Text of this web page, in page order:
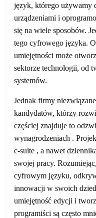
język, którego używamy
urządzeniami i
się na wiele sposobów.
tego cyfrowego języka.
umiejętności może
sektorze technologii, od
systemów.
Jednak firmy
kandydatów, którzy
częściej znajduje to
wynagrodzeniach .
c-suite , a nawet
swojej pracy.
cyfrowym języku,
innowacji w swoich
umiejętność edycji i
programiści są często